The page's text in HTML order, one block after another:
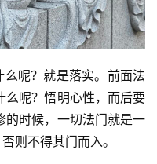
么呢？就是落实。前面法
么呢？悟明心性，而后要
的时候，一切法门就是一
则不得其门而入。